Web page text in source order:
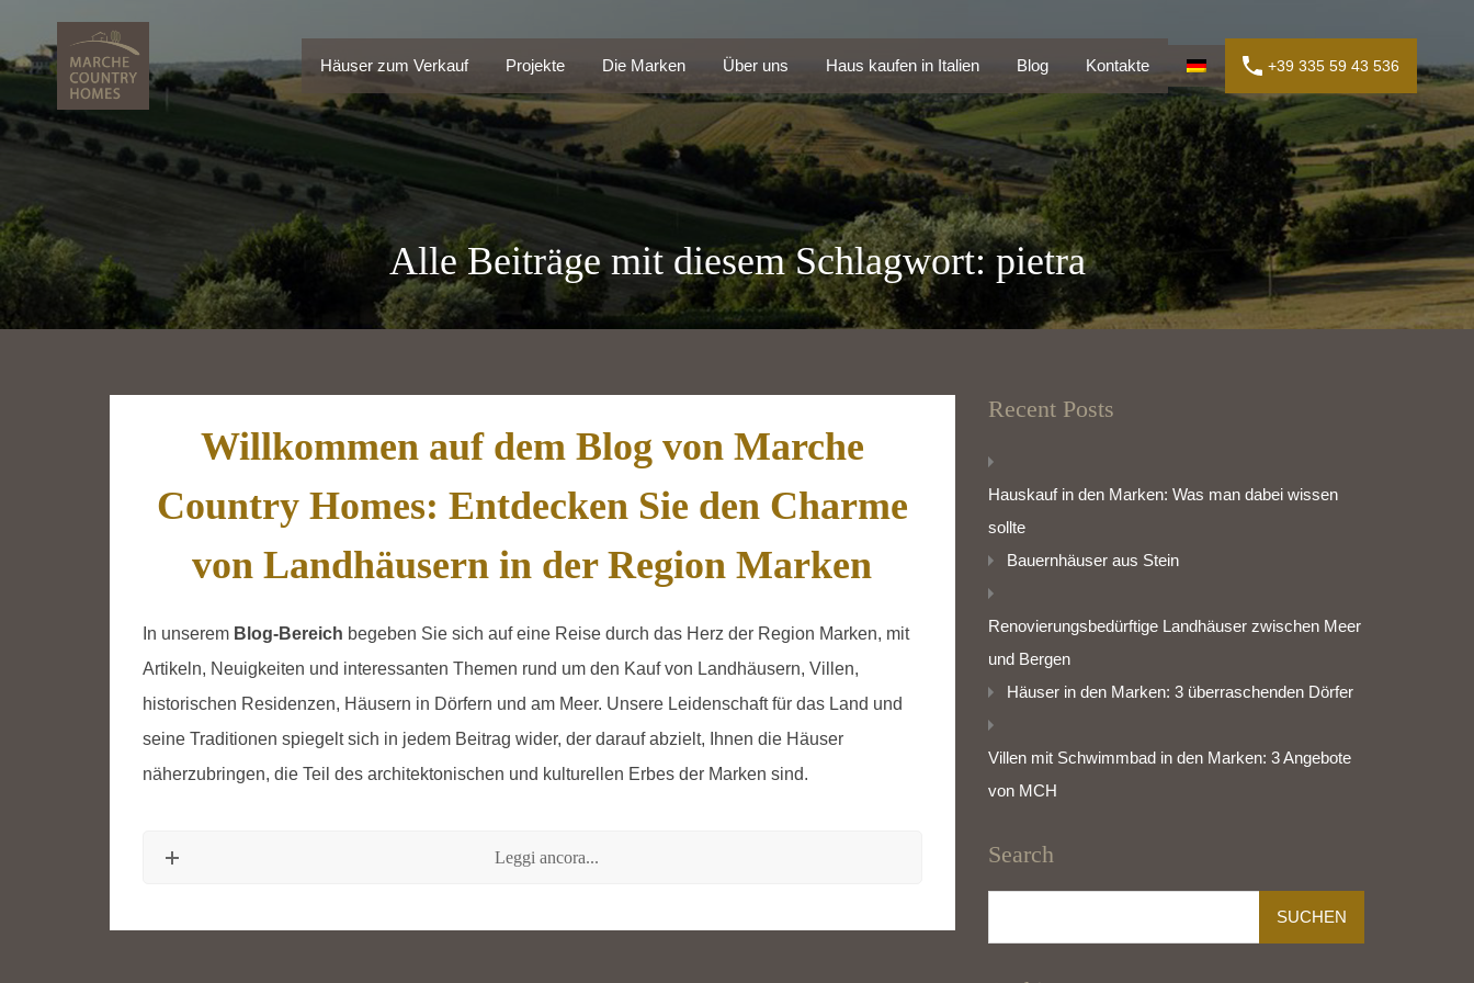
Häuser zum Verkauf Projekte Die Marken Über uns Haus kaufen in Italien Kontakte +39 335 59 43 536
Häuser zum Verkauf Projekte Die Marken Über uns Haus kaufen in Italien Blog Kontakte +39 335 59 43 536
Alle Beiträge mit diesem Schlagwort: pietra
Willkommen auf dem Blog von Marche
Country Homes: Entdecken Sie den Charme
von Landhäusern in der Region Marken
In unserem Blog-Bereich begeben Sie sich auf eine Reise durch das Herz der Region Marken, mit
Artikeln, Neuigkeiten und interessanten Themen rund um den Kauf von Landhäusern, Villen,
historischen Residenzen, Häusern in Dörfern und am Meer. Unsere Leidenschaft für das Land und
seine Traditionen spiegelt sich in jedem Beitrag wider, der darauf abzielt, Ihnen die Häuser
näherzubringen, die Teil des architektonischen und kulturellen Erbes der Marken sind.
Leggi ancora...
Recent Posts
Hauskauf in den Marken: Was man dabei wissen
sollte
Bauernhäuser aus Stein
Renovierungsbedürftige Landhäuser zwischen Meer
und Bergen
Häuser in den Marken: 3 überraschenden Dörfer
Villen mit Schwimmbad in den Marken: 3 Angebote
von MCH
Search
nach: